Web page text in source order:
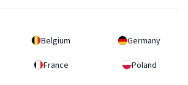
Belgium Germany
France Poland